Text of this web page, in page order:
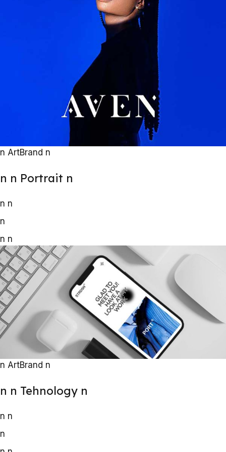
n ArtBrand n
n n Portrait n
n n
n
n n
n ArtBrand n
n n Tehnology n
n n
n